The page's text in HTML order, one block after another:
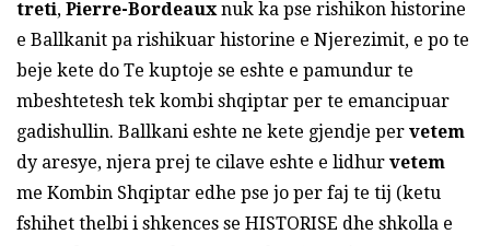
treti, Pierre-Bordeauxnuk ka pse rishikon historine
e Ballkanit pa rishikuar historine e Njerezimit, e po te
beje kete do Te kuptoje se eshte e pamundur te
mbeshtetesh tek kombi shqiptar per te emancipuar
gadishullin. Ballkani eshte ne kete gjendje per vetem
dy aresye, njera prej te cilave eshte e lidhur vetem
me Kombin Shqiptar edhe pse jo per faj te tij (ketu
fshihet thelbi i shkences se HISTORISE dhe shkolla e